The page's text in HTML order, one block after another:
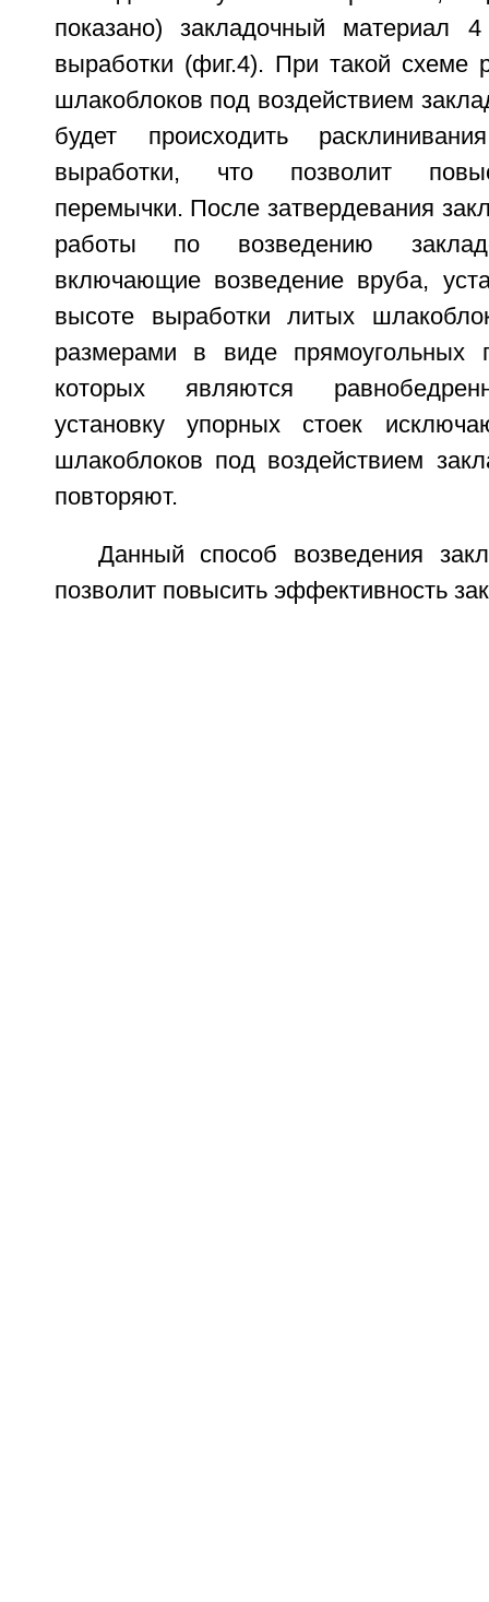
показано) закладочный
выработки (фиг.4). При такой схеме
шлакоблоков под воздействием
будет происходить
выработки, что позволит
перемычки. После затвердевания
работы по возведению
включающие возведение вруба,
высоте выработки литых
размерами в виде прямоугольных
которых являются
установку упорных стоек
шлакоблоков под воздействием
повторяют.
Данный способ возведения
позволит повысить эффективность